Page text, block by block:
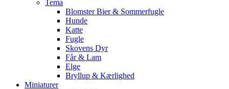
Tema
Blomster Bier & Sommerfugle
Hunde
Katte
Fugle
Skovens Dyr
Får & Lam
Elge
Bryllup & Kærlighed
Miniaturer